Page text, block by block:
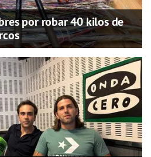
por robar 40 kilos de